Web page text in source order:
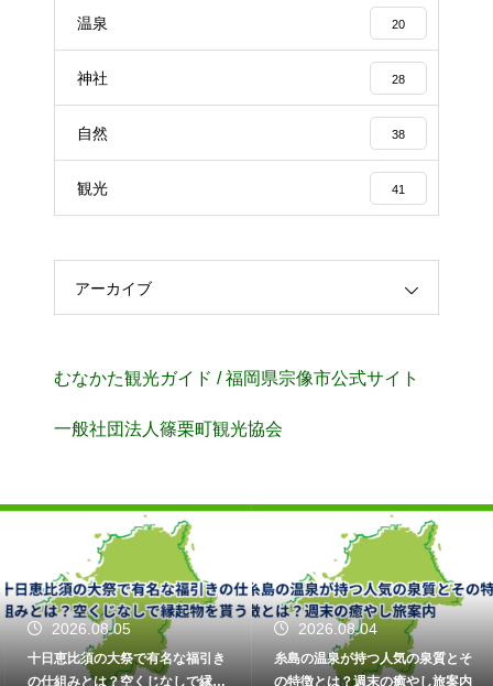
温泉 20
神社 28
自然 38
観光 41
アーカイブ
むなかた観光ガイド / 福岡県宗像市公式サイト
⼀般社団法⼈篠栗町観光協会
2026.08.05
十日恵比須の大祭で有名な福引き
の仕組みとは？空くじなしで縁起
2026.08.04
糸島の温泉が持つ人気の泉質とそ
の特徴とは？週末の癒やし旅案内